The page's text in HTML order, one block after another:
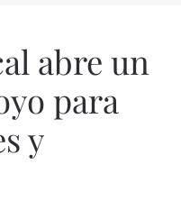
abre un
para
y